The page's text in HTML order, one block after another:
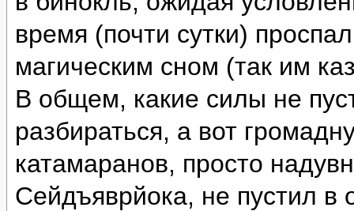
время (почти сутки)
магическим сном (так им
В общем, какие силы не
разбираться, а вот
катамаранов, просто
Сейдъяврйока, не пустил в